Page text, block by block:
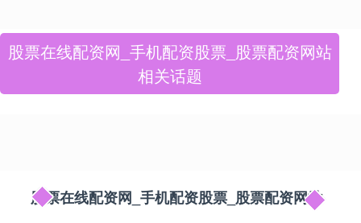
股票在线配资网_手机配资股票_股票配资网站
相关话题
股票在线配资网_手机配资股票_股票配资网站